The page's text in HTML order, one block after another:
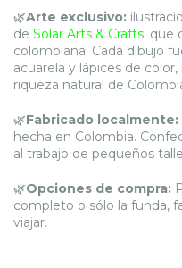
🌿Arte exclusivo:
de Solar Arts & Crafts. que
colombiana. Cada dibujo
acuarela y lápices de
riqueza natural de
🌿Fabricado localmente:
hecha en Colombia.
al trabajo de pequeños
🌿Opciones de compra:
completo o sólo la funda,
viajar.